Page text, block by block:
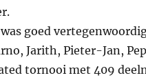
goed
Jarith, Pieter-Jan,
tornooi met 409